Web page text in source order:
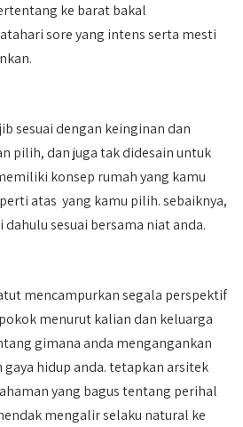
ke barat bakal
sore yang intens serta mesti
sesuai dengan keinginan dan
pilih, dan juga tak didesain untuk
konsep rumah yang kamu
atas yang kamu pilih. sebaiknya,
sesuai bersama niat anda.
mencampurkan segala perspektif
menurut kalian dan keluarga
gimana anda mengangankan
hidup anda. tetapkan arsitek
yang bagus tentang perihal
mengalir selaku natural ke